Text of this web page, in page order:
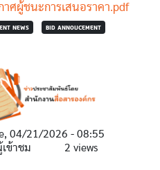
าศผู้ชนะการเสนอราคา.pdf
NEWS BID ANNOUCEMENT
04/21/2026 - 08:55
ข้าชม
2 views